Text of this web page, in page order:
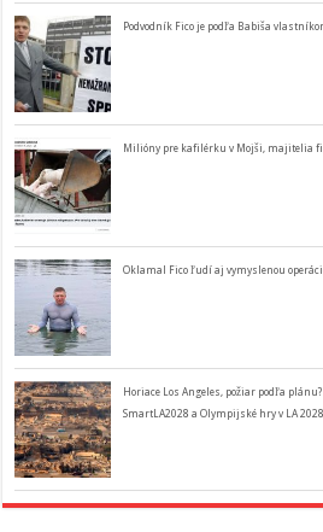
Podvodník Fico je podľa Babiša
Milióny pre kafilérku v Mojši, majitelia
Oklamal Fico ľudí aj vymyslenou
Horiace Los Angeles, požiar podľa
SmartLA2028 a Olympijské hry v LA